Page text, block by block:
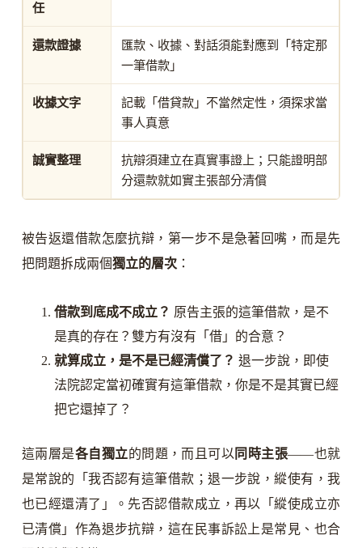
任
還款證據
匯款、收據、對話須能對應到「特定那
一筆借款」
收據文字
記載「借貸款」不當然定性，須探求當
事人真意
誠實整理
抗辯須建立在真實事證上；只能證明部
分還款就如實主張部分清償
被告返還借款怎麼抗辯，第一步不是急著回嘴，而是先
把問題拆成兩個獨立的層次：
借款到底成不成立？ 原告主張的這筆借款，是不
是真的存在？雙方有沒有「借」的合意？
就算成立，是不是已經清償了？ 退一步說，即使
法院認定當初確實有這筆借款，你是不是其實已經
把它還掉了？
這兩層是各自獨立的問題，而且可以 同時主張——也就
是常說的「我否認有這筆借款；退一步說，縱使有，我
也已經還清了」。先否認借款成立，再以「縱使成立亦
已清償」作為退步抗辯，這在民事訴訟上是常見、也合